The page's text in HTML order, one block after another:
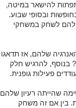
להישאר במיטה,
ובסופי שבוע.
להם לשחק במשחקי
שלהם, אז תדאגו
בנוסף, להרגיש חלק
פעילות גופנית.
שהייתה רעיון שלהם
בין אם זה משחק